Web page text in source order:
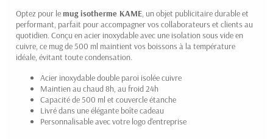
Optez pour lemug isotherme KAME , un objet publicitaire durable et
performant, parfait pour accompagner vos collaborateurs et clients au
quotidien. Conçu en acier inoxydable avec une isolation sous vide en
cuivre, ce mug de 500 ml maintient vos boissons à la température
idéale, évitant toute condensation.
Acier inoxydable double paroi isolée cuivre
Maintien au chaud 8h, au froid 24h
Capacité de 500 ml et couvercle étanche
Livré dans une élégante boîte cadeau
Personnalisable avec votre logo d'entreprise